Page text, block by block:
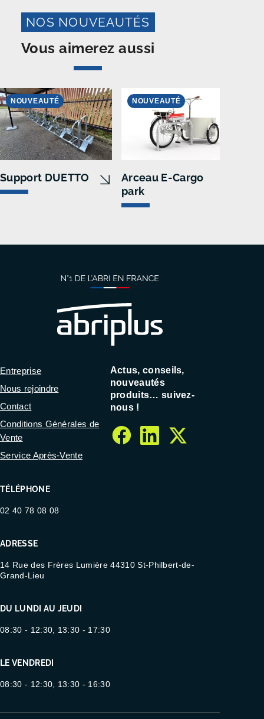
NOS NOUVEAUTÉS
Vous aimerez aussi
Support DUETTO
NOUVEAUTÉ
Arceau E-Cargo
park
NOUVEAUTÉ
TÉLÉPHONE
02 40 78 08 08
ADRESSE
14 Rue des Frères Lumière 44310 St-Philbert-de-
Grand-Lieu
DU LUNDI AU JEUDI
08:30 - 12:30, 13:30 - 17:30
LE VENDREDI
08:30 - 12:30, 13:30 - 16:30
Entreprise
Nous rejoindre
Contact
Conditions Générales de
Vente
Service Après-Vente
Actus, conseils,
nouveautés
produits… suivez-
nous !
facebook
linkedin
twitter